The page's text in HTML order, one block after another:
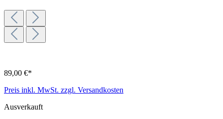
89,00 €*
Preis inkl. MwSt. zzgl. Versandkosten
Ausverkauft